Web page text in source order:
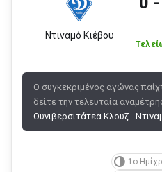
Ντιναμό Κιέβου
Ο συγκεκριμένος αγώνας
δείτε την τελευταία
Ουνιβερσιτάτεα Κλουζ -
1ο